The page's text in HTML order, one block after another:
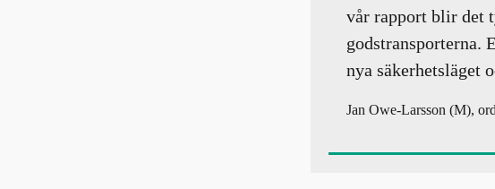
vår rapport blir det
godstransporterna.
nya säkerhetsläget
Jan Owe-Larsson (M),